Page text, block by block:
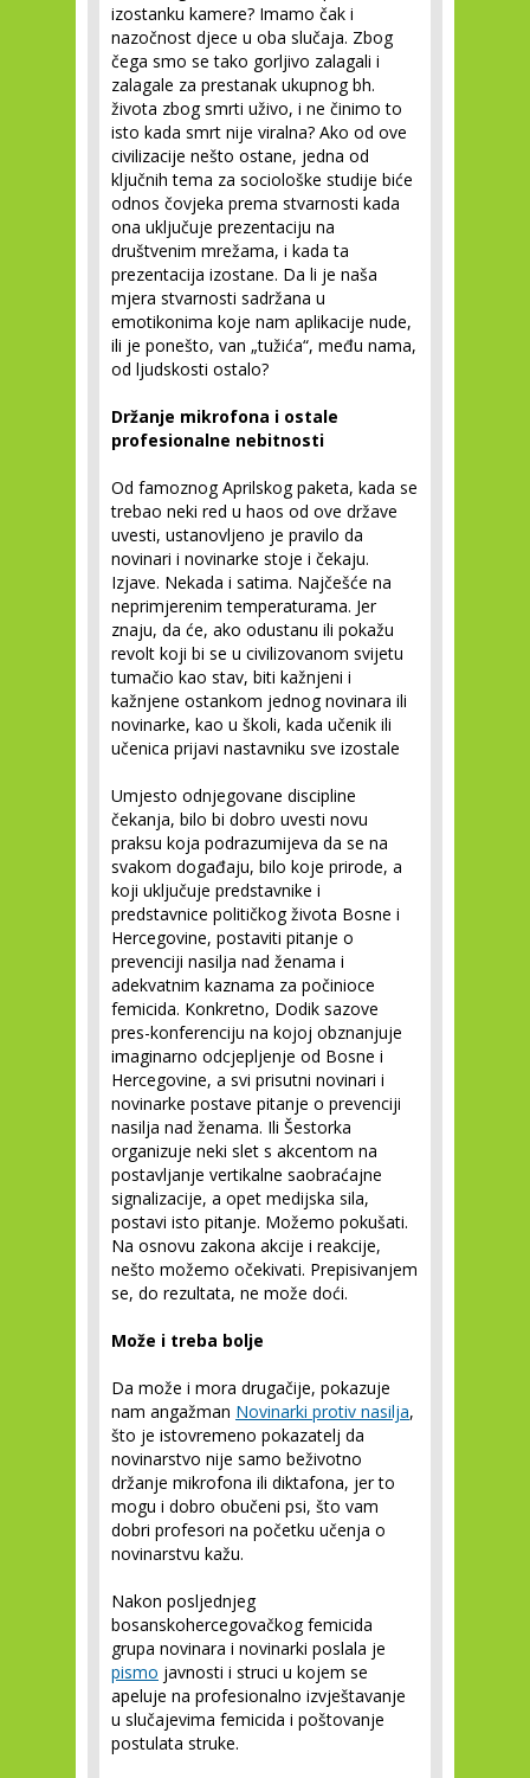
izostanku kamere? Imamo čak i
nazočnost djece u oba slučaja. Zbog
čega smo se tako gorljivo zalagali i
zalagale za prestanak ukupnog bh.
života zbog smrti uživo, i ne činimo to
isto kada smrt nije viralna? Ako od ove
civilizacije nešto ostane, jedna od
ključnih tema za sociološke studije biće
odnos čovjeka prema stvarnosti kada
ona uključuje prezentaciju na
društvenim mrežama, i kada ta
prezentacija izostane. Da li je naša
mjera stvarnosti sadržana u
emotikonima koje nam aplikacije nude,
ili je ponešto, van „tužića“, među nama,
od ljudskosti ostalo?
Držanje mikrofona i ostale
profesionalne nebitnosti
Od famoznog Aprilskog paketa, kada se
trebao neki red u haos od ove države
uvesti, ustanovljeno je pravilo da
novinari i novinarke stoje i čekaju.
Izjave. Nekada i satima. Najčešće na
neprimjerenim temperaturama. Jer
znaju, da će, ako odustanu ili pokažu
revolt koji bi se u civilizovanom svijetu
tumačio kao stav, biti kažnjeni i
kažnjene ostankom jednog novinara ili
novinarke, kao u školi, kada učenik ili
učenica prijavi nastavniku sve izostale
Umjesto odnjegovane discipline
čekanja, bilo bi dobro uvesti novu
praksu koja podrazumijeva da se na
svakom događaju, bilo koje prirode, a
koji uključuje predstavnike i
predstavnice političkog života Bosne i
Hercegovine, postaviti pitanje o
prevenciji nasilja nad ženama i
adekvatnim kaznama za počinioce
femicida. Konkretno, Dodik sazove
pres-konferenciju na kojoj obznanjuje
imaginarno odcjepljenje od Bosne i
Hercegovine, a svi prisutni novinari i
novinarke postave pitanje o prevenciji
nasilja nad ženama. Ili Šestorka
organizuje neki slet s akcentom na
postavljanje vertikalne saobraćajne
signalizacije, a opet medijska sila,
postavi isto pitanje. Možemo pokušati.
Na osnovu zakona akcije i reakcije,
nešto možemo očekivati. Prepisivanjem
se, do rezultata, ne može doći.
Može i treba bolje
Da može i mora drugačije, pokazuje
nam angažman Novinarki protiv nasilja,
što je istovremeno pokazatelj da
novinarstvo nije samo beživotno
držanje mikrofona ili diktafona, jer to
mogu i dobro obučeni psi, što vam
dobri profesori na početku učenja o
novinarstvu kažu.
Nakon posljednjeg
bosanskohercegovačkog femicida
grupa novinara i novinarki poslala je
pismo javnosti i struci u kojem se
apeluje na profesionalno izvještavanje
u slučajevima femicida i poštovanje
postulata struke.